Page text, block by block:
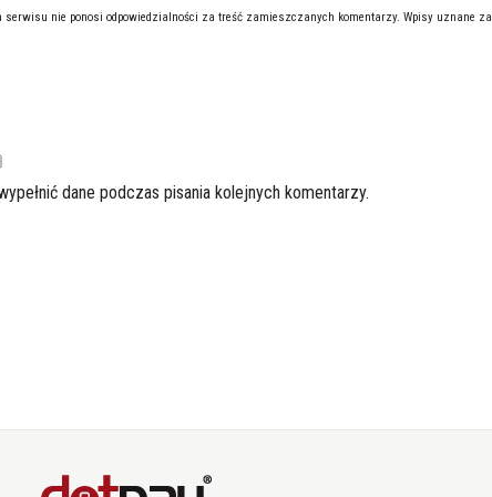
serwisu nie ponosi odpowiedzialności za treść zamieszczanych komentarzy. Wpisy uznane za
dane podczas pisania kolejnych komentarzy.